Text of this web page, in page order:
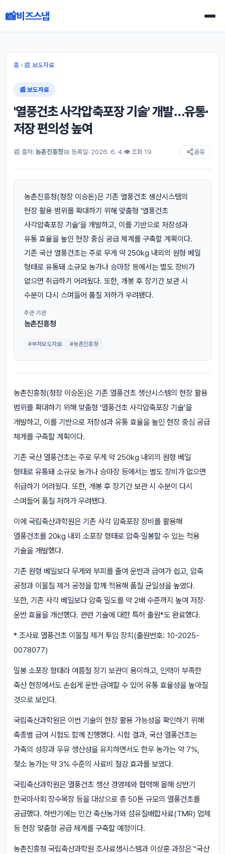
📸비즈스냅
홈› 📰 보도자료
📰 보도자료
'열풍건초 사각압축포장 기술' 개발…유통·
저장 편의성 높여
📰 출처: 농촌진흥청📅 등록일: 2026. 6. 4.👁 조회 19 공유
농촌진흥청(청장 이승돈)은 기존 열풍건초 생산시스템의
현장 활용 범위를 확대하기 위해 맞춤형 '열풍건초
사각압축포장 기술'을 개발하고, 이를 기반으로 저장성과
유통 효율을 높인 현장 중심 공급 체계를 구축할 계획이다.
기존 국산 열풍건초는 주로 무게 약 250kg 내외의 원형 베일
형태로 유통돼 소규모 농가나 승마장 등에서는 별도 장비가
없으면 취급하기 어려웠다. 또한, 개봉 후 장기간 보관 시
수분이 다시 스며들어 품질 저하가 우려됐다.
주관 기관
농촌진흥청
#부처보도자료 #농촌진흥청
농촌진흥청(청장 이승돈)은 기존 열풍건초 생산시스템의 현장 활용
범위를 확대하기 위해 맞춤형 '열풍건초 사각압축포장 기술'을
개발하고, 이를 기반으로 저장성과 유통 효율을 높인 현장 중심 공급
체계를 구축할 계획이다.
기존 국산 열풍건초는 주로 무게 약 250kg 내외의 원형 베일
형태로 유통돼 소규모 농가나 승마장 등에서는 별도 장비가 없으면
취급하기 어려웠다. 또한, 개봉 후 장기간 보관 시 수분이 다시
스며들어 품질 저하가 우려됐다.
이에 국립축산과학원은 기존 사각 압축포장 장비를 활용해
열풍건초를 20kg 내외 소포장 형태로 압축·밀봉할 수 있는 적용
기술을 개발했다.
기존 원형 베일보다 무게와 부피를 줄여 운반과 급여가 쉽고, 압축
공정과 이물질 제거 공정을 함께 적용해 품질 균일성을 높였다.
또한, 기존 사각 베일보다 압축 밀도를 약 2배 수준까지 높여 저장·
운반 효율을 개선했다. 관련 기술에 대한 특허 출원*도 완료했다.
* 조사료 열풍건초 이물질 제거 투입 장치(출원번호: 10-2025-
0078077)
밀봉 소포장 형태라 여름철 장기 보관이 용이하고, 인력이 부족한
축산 현장에서도 손쉽게 운반·급여할 수 있어 유통 효율성을 높아질
것으로 보인다.
국립축산과학원은 이번 기술의 현장 활용 가능성을 확인하기 위해
축종별 급여 시험도 함께 진행했다. 시험 결과, 국산 열풍건초는
가축의 성장과 우유 생산성을 유지하면서도 한우 농가는 약 7%,
젖소 농가는 약 3% 수준의 사료비 절감 효과를 보였다.
국립축산과학원은 열풍건초 생산 경영체와 협력해 올해 상반기
한국마사회 장수목장 등을 대상으로 총 50톤 규모의 열풍건초를
공급했다. 하반기에는 민간 축산농가와 섬유질배합사료(TMR) 업체
등 현장 맞춤형 공급 체계를 구축할 예정이다.
농촌진흥청 국립축산과학원 조사료생시스템과 이상훈 과장은 "국산